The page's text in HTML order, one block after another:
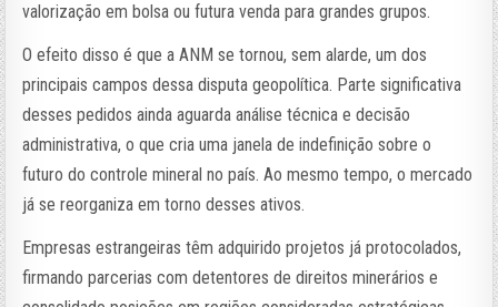
valorização em bolsa ou futura venda para grandes grupos.
O efeito disso é que a ANM se tornou, sem alarde, um dos
principais campos dessa disputa geopolítica. Parte significativa
desses pedidos ainda aguarda análise técnica e decisão
administrativa, o que cria uma janela de indefinição sobre o
futuro do controle mineral no país. Ao mesmo tempo, o mercado
já se reorganiza em torno desses ativos.
Empresas estrangeiras têm adquirido projetos já protocolados,
firmando parcerias com detentores de direitos minerários e